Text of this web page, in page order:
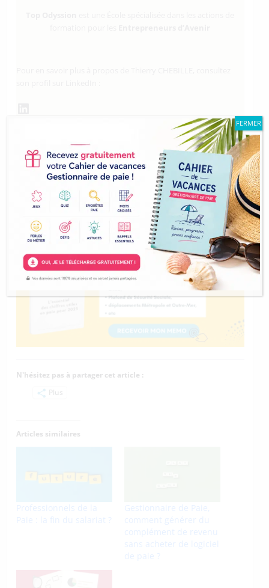
Ce que je fais pour les professionnels de la paie qui
souhaitent entreprendre
» un article de Thierry Chebille
À lire aussi «Professionnels de la Paie et des RH : comment
trouver votre place et vous différencier pour sécuriser le
lancement de votre cabinet Paie ?
» un article de Thierry Chebille
N'hésitez pas à partager cet article :
Plus
Articles similaires
Professionnels de la
Paie : la fin du salariat ?
Gestionnaire de Paie,
comment générer du
complément de revenu
sans acheter de logiciel
de paie ?
FERMER